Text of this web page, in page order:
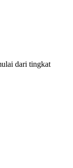
dari tingkat